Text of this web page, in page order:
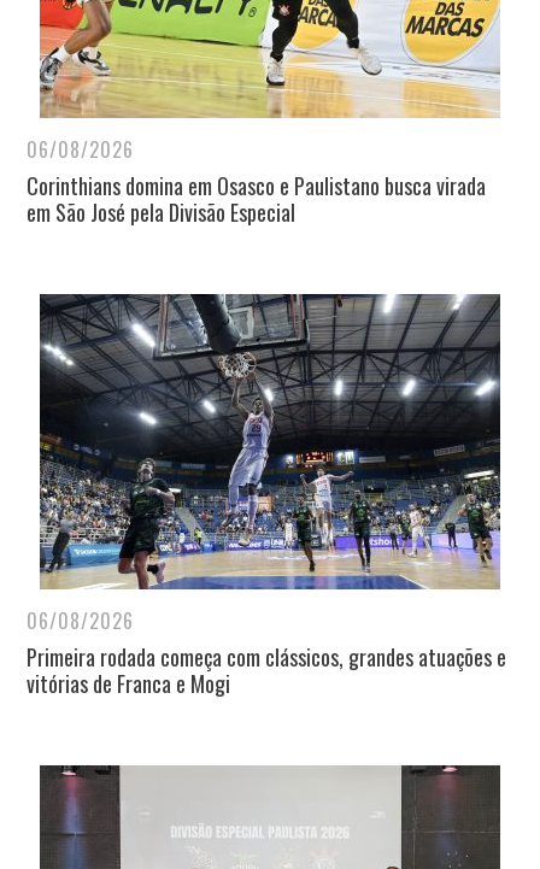
06/08/2026
Corinthians domina em Osasco e Paulistano busca virada
em São José pela Divisão Especial
06/08/2026
Primeira rodada começa com clássicos, grandes atuações e
vitórias de Franca e Mogi